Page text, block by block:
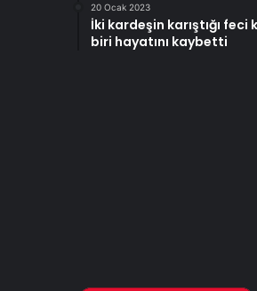
20 Ocak 2023
İki kardeşin karıştığı feci
biri hayatını kaybetti